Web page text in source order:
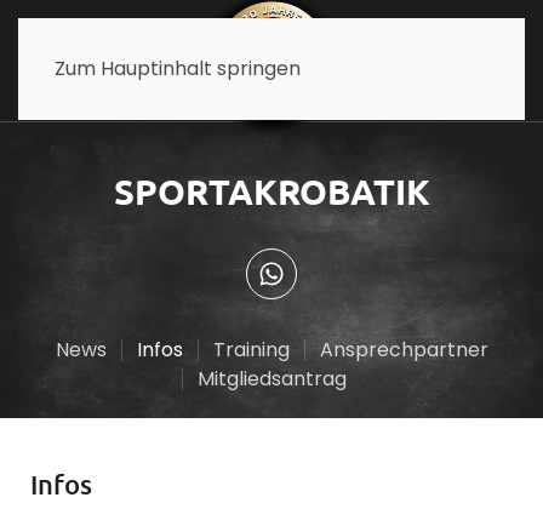
Zum Hauptinhalt springen
SPORTAKROBATIK
News Infos Training
Ansprechpartner
Mitgliedsantrag
Infos